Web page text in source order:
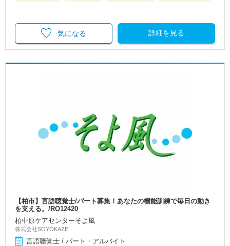
…
詳細を見る
気になる
【柏市】言語聴覚士/パート募集！あなたの機能訓練で毎日の動き
を支える。/RO12420
柏中原ケアセンターそよ風
株式会社SOYOKAZE
言語聴覚士 / パート・アルバイト